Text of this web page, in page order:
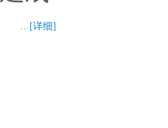
… [详细]